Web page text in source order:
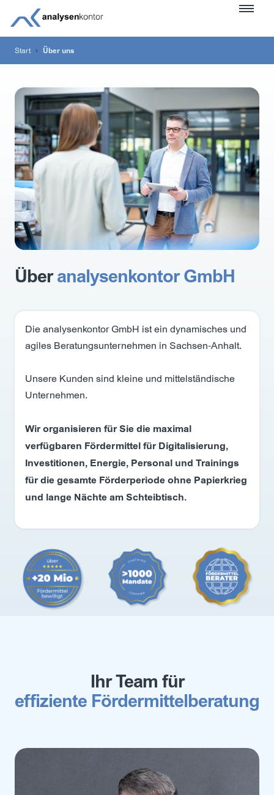
Start Über uns
Überanalysenkontor GmbH
Die analysenkontor GmbH ist ein dynamisches und
agiles Beratungsunternehmen in Sachsen-Anhalt.
Unsere Kunden sind kleine und mittelständische
Unternehmen.
Wir organisieren für Sie die maximal
verfügbaren Fördermittel für Digitalisierung,
Investitionen, Energie, Personal und Trainings
für die gesamte Förderperiode ohne Papierkrieg
und lange Nächte am Schteibtisch.
Ihr Team für
effiziente Fördermittelberatung